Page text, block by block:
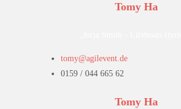
Tomy Ha
tomy@agilevent.de
0159 / 044 665 62
Tomy Ha